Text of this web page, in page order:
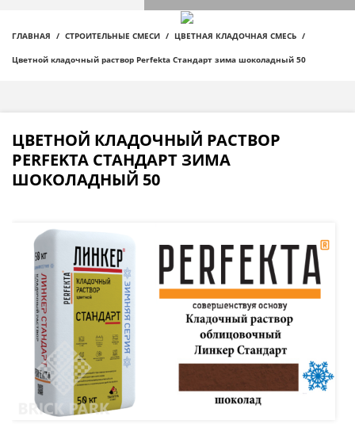
ГЛАВНАЯ СТРОИТЕЛЬНЫЕ СМЕСИ ЦВЕТНАЯ КЛАДОЧНАЯ СМЕСЬ
Цветной кладочный раствор Perfekta Стандарт зима шоколадный 50
ЦВЕТНОЙ КЛАДОЧНЫЙ РАСТВОР
PERFEKTA СТАНДАРТ ЗИМА
ШОКОЛАДНЫЙ 50